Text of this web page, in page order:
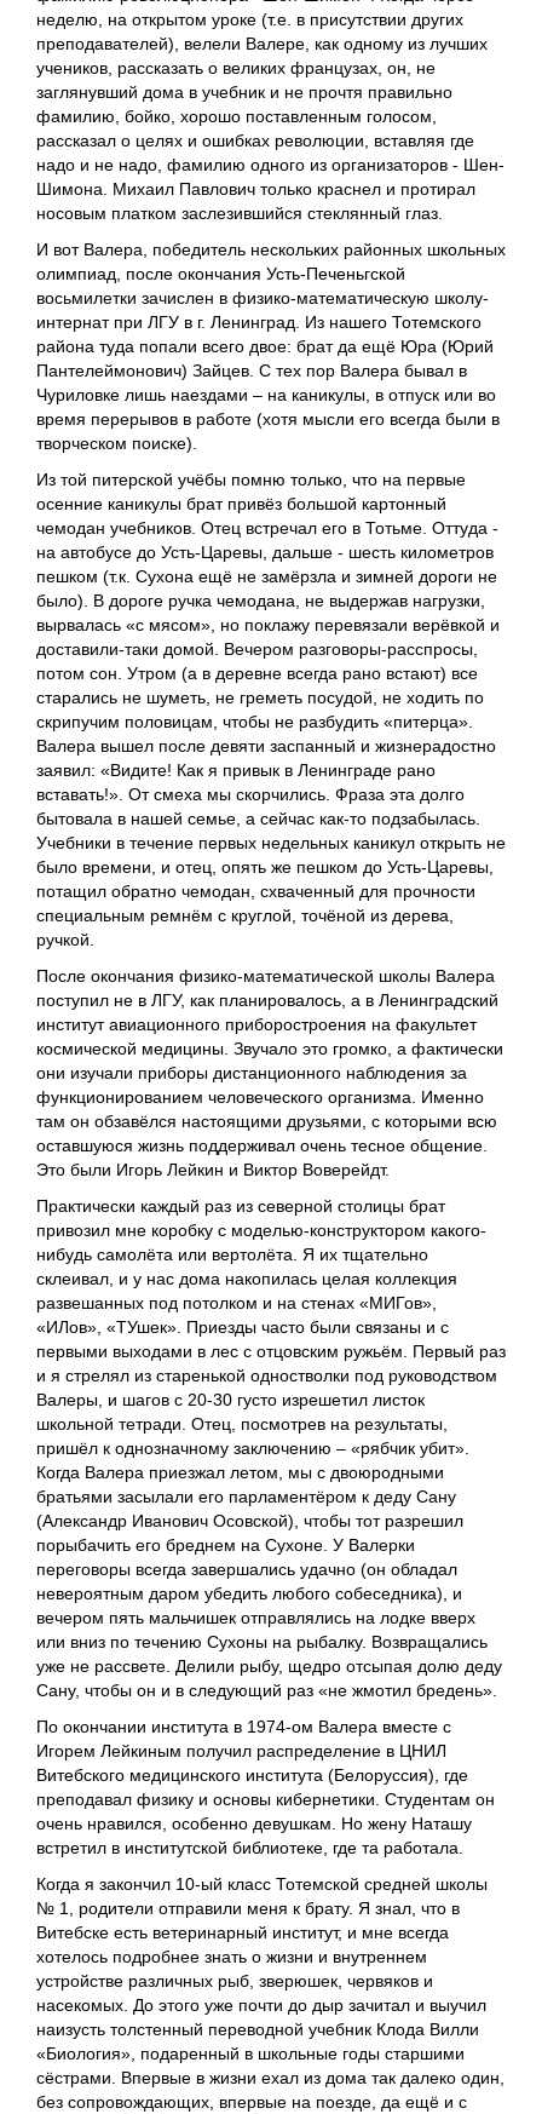
неделю, на открытом уроке (т.е. в присутствии других
преподавателей), велели Валере, как одному из лучших
учеников, рассказать о великих французах, он, не
заглянувший дома в учебник и не прочтя правильно
фамилию, бойко, хорошо поставленным голосом,
рассказал о целях и ошибках революции, вставляя где
надо и не надо, фамилию одного из организаторов - Шен-
Шимона. Михаил Павлович только краснел и протирал
носовым платком заслезившийся стеклянный глаз.
И вот Валера, победитель нескольких районных школьных
олимпиад, после окончания Усть-Печеньгской
восьмилетки зачислен в физико-математическую школу-
интернат при ЛГУ в г. Ленинград. Из нашего Тотемского
района туда попали всего двое: брат да ещё Юра (Юрий
Пантелеймонович) Зайцев. С тех пор Валера бывал в
Чуриловке лишь наездами – на каникулы, в отпуск или во
время перерывов в работе (хотя мысли его всегда были в
творческом поиске).
Из той питерской учёбы помню только, что на первые
осенние каникулы брат привёз большой картонный
чемодан учебников. Отец встречал его в Тотьме. Оттуда -
на автобусе до Усть-Царевы, дальше - шесть километров
пешком (т.к. Сухона ещё не замёрзла и зимней дороги не
было). В дороге ручка чемодана, не выдержав нагрузки,
вырвалась «с мясом», но поклажу перевязали верёвкой и
доставили-таки домой. Вечером разговоры-расспросы,
потом сон. Утром (а в деревне всегда рано встают) все
старались не шуметь, не греметь посудой, не ходить по
скрипучим половицам, чтобы не разбудить «питерца».
Валера вышел после девяти заспанный и жизнерадостно
заявил: «Видите! Как я привык в Ленинграде рано
вставать!». От смеха мы скорчились. Фраза эта долго
бытовала в нашей семье, а сейчас как-то подзабылась.
Учебники в течение первых недельных каникул открыть не
было времени, и отец, опять же пешком до Усть-Царевы,
потащил обратно чемодан, схваченный для прочности
специальным ремнём с круглой, точёной из дерева,
ручкой.
После окончания физико-математической школы Валера
поступил не в ЛГУ, как планировалось, а в Ленинградский
институт авиационного приборостроения на факультет
космической медицины. Звучало это громко, а фактически
они изучали приборы дистанционного наблюдения за
функционированием человеческого организма. Именно
там он обзавёлся настоящими друзьями, с которыми всю
оставшуюся жизнь поддерживал очень тесное общение.
Это были Игорь Лейкин и Виктор Воверейдт.
Практически каждый раз из северной столицы брат
привозил мне коробку с моделью-конструктором какого-
нибудь самолёта или вертолёта. Я их тщательно
склеивал, и у нас дома накопилась целая коллекция
развешанных под потолком и на стенах «МИГов»,
«ИЛов», «ТУшек». Приезды часто были связаны и с
первыми выходами в лес с отцовским ружьём. Первый раз
и я стрелял из старенькой одностволки под руководством
Валеры, и шагов с 20-30 густо изрешетил листок
школьной тетради. Отец, посмотрев на результаты,
пришёл к однозначному заключению – «рябчик убит».
Когда Валера приезжал летом, мы с двоюродными
братьями засылали его парламентёром к деду Сану
(Александр Иванович Осовской), чтобы тот разрешил
порыбачить его бреднем на Сухоне. У Валерки
переговоры всегда завершались удачно (он обладал
невероятным даром убедить любого собеседника), и
вечером пять мальчишек отправлялись на лодке вверх
или вниз по течению Сухоны на рыбалку. Возвращались
уже не рассвете. Делили рыбу, щедро отсыпая долю деду
Сану, чтобы он и в следующий раз «не жмотил бредень».
По окончании института в 1974-ом Валера вместе с
Игорем Лейкиным получил распределение в ЦНИЛ
Витебского медицинского института (Белоруссия), где
преподавал физику и основы кибернетики. Студентам он
очень нравился, особенно девушкам. Но жену Наташу
встретил в институтской библиотеке, где та работала.
Когда я закончил 10-ый класс Тотемской средней школы
№ 1, родители отправили меня к брату. Я знал, что в
Витебске есть ветеринарный институт, и мне всегда
хотелось подробнее знать о жизни и внутреннем
устройстве различных рыб, зверюшек, червяков и
насекомых. До этого уже почти до дыр зачитал и выучил
наизусть толстенный переводной учебник Клода Вилли
«Биология», подаренный в школьные годы старшими
сёстрами. Впервые в жизни ехал из дома так далеко один,
без сопровождающих, впервые на поезде, да ещё и с